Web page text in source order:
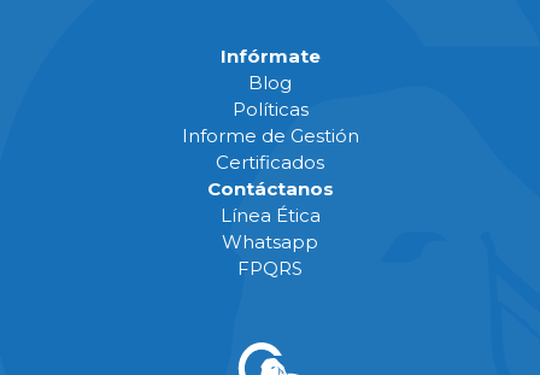
Infórmate
Blog
Políticas
Informe de Gestión
Certificados
Contáctanos
Línea Ética
Whatsapp
FPQRS